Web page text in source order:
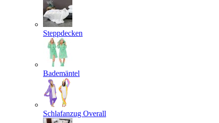
Steppdecken
Bademäntel
Schlafanzug Overall